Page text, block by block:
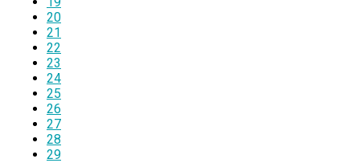
20
21
22
23
24
25
26
27
28
29